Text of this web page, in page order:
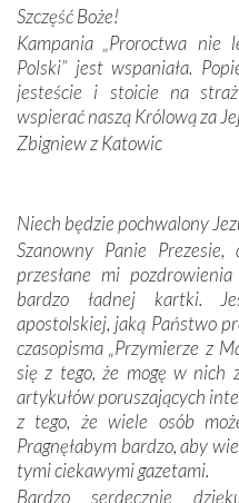
Podczas tej
spotykaliśmy się z
Portugalczyków.
zwyczaje. Mimo że
oddalone, w żaden
Sprawiła to oczywiście
kulturowa bliskość
mieliśmy okazję
otacza nie tylko nasz
się Jej ufnie oddają, a
Jej siebie oraz swych
Dzieje Portugalii to
odstępstw, także w życiu
wymiarze tak osobistym,
konieczności ciągłego
Opatrzności.
przynajmniej w życiu
Szczęść Boże!
Kampania „Proroctwa nie
Polski” jest wspaniała.
jesteście i stoicie na
wspierać naszą Królową za
Zbigniew z Katowic
Niech będzie pochwalony
Szanowny Panie
przesłane mi
bardzo ładnej kartki.
apostolskiej, jaką Państwo
czasopisma „Przymierze z
się z tego, że mogę w nich
artykułów poruszających
z tego, że wiele osób
Pragnęłabym bardzo, aby
tymi ciekawymi gazetami.
Bardzo serdecznie